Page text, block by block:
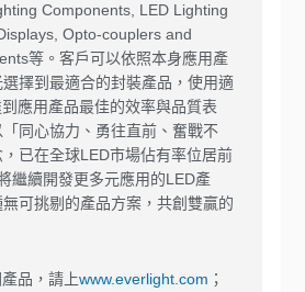
Components, LED Lighting
Opto-couplers and
等。客戶可以依照本身應用產
擇到最適合的封裝產品，使用適
應用產品最佳的效率與品質表
同心協力、勇往直前、奮戰不
已在全球LED市場佔有率位居前
繼續開發更多元應用的LED產
可挑剔的產品方案，共創雙贏的
品，請上www.everlight.com ；